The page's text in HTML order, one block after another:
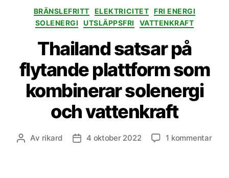
Kategorier
BRÄNSLEFRITT ELEKTRICITET FRI ENERGI
SOLENERGI
UTSLÄPPSFRI VATTENKRAFT
Thailand satsar på
flytande plattform som
kombinerar solenergi
och vattenkraft
Inläggsförfattare
Av rikard Inläggsdatum
4 oktober 2022 1 kommentartill